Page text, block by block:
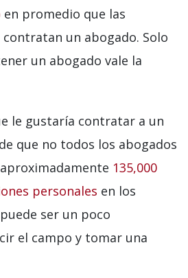
en promedio que las
un abogado. Solo
un abogado vale la
le gustaría contratar a un
que no todos los abogados
135,000
personales en los
ser un poco
el campo y tomar una